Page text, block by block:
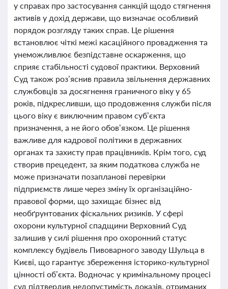
у справах про застосування санкцій щодо стягнення
активів у дохід держави, що визначає особливий
порядок розгляду таких справ. Це рішення
встановлює чіткі межі касаційного провадження та
унеможливлює безпідставне оскарження, що
сприяє стабільності судової практики. Верховний
Суд також роз’яснив правила звільнення державних
службовців за досягнення граничного віку у 65
років, підкресливши, що продовження служби після
цього віку є виключним правом суб’єкта
призначення, а не його обов’язком. Це рішення
важливе для кадрової політики в державних
органах та захисту прав працівників. Крім того, суд
створив прецедент, за яким податкова служба не
може призначати позапланові перевірки
підприємств лише через зміну їх організаційно-
правової форми, що захищає бізнес від
необґрунтованих фіскальних ризиків. У сфері
охорони культурної спадщини Верховний Суд
залишив у силі рішення про охоронний статус
комплексу будівель Пивоварного заводу Шульца в
Києві, що гарантує збереження історико-культурної
цінності об’єкта. Водночас у кримінальному процесі
суд підтвердив недопустимість доказів, отриманих